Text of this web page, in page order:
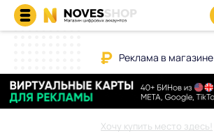
Реклама в магазине
Хочу купить место здесь!